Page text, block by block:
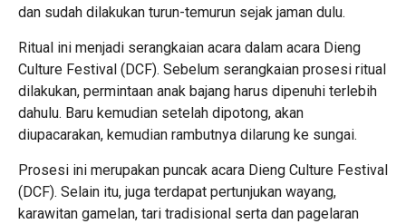
dan sudah dilakukan turun-temurun sejak jaman dulu.
Ritual ini menjadi serangkaian acara dalam acara Dieng
Culture Festival (DCF). Sebelum serangkaian prosesi ritual
dilakukan, permintaan anak bajang harus dipenuhi terlebih
dahulu. Baru kemudian setelah dipotong, akan
diupacarakan, kemudian rambutnya dilarung ke sungai.
Prosesi ini merupakan puncak acara Dieng Culture Festival
(DCF). Selain itu, juga terdapat pertunjukan wayang,
karawitan gamelan, tari tradisional serta dan pagelaran